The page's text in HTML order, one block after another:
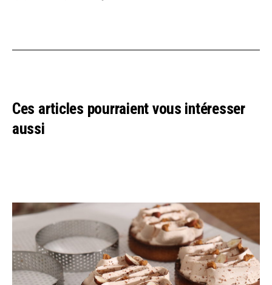
Ces articles pourraient vous intéresser
aussi